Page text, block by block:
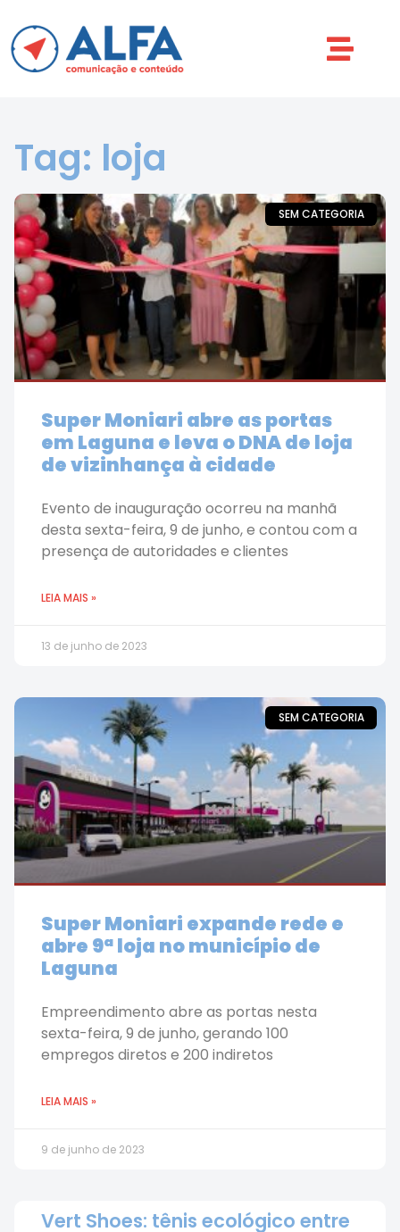
Tag: loja
SEM CATEGORIA
Super Moniari abre as portas
em Laguna e leva o DNA de loja
de vizinhança à cidade
Evento de inauguração ocorreu na manhã
desta sexta-feira, 9 de junho, e contou com a
presença de autoridades e clientes
LEIA MAIS »
13 de junho de 2023
SEM CATEGORIA
Super Moniari expande rede e
abre 9ª loja no município de
Laguna
Empreendimento abre as portas nesta
sexta-feira, 9 de junho, gerando 100
empregos diretos e 200 indiretos
LEIA MAIS »
9 de junho de 2023
Vert Shoes: tênis ecológico entre